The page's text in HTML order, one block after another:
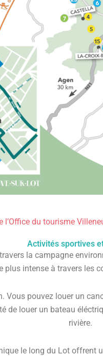
l’Office du tourisme
Activités sportives
la campagne
intense à travers les
pouvez louer un
de louer un bateau
rivière.
le long du Lot